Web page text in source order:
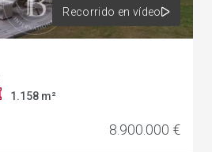
Recorrido en vídeo
1.158 m²
8.900.000 €